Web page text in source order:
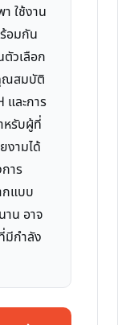
ใช้งาน
อมกัน
วเลือก
ณสมบัติ
และการ
หรับผู้ที่
งามได้
าร
แบบ
าน อาจ
มีกำลัง